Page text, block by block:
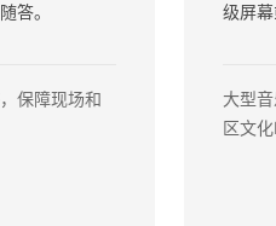
答。
保障现场和
级屏幕
大型
区文化